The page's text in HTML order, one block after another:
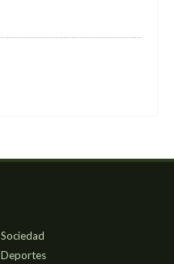
Sociedad
Deportes